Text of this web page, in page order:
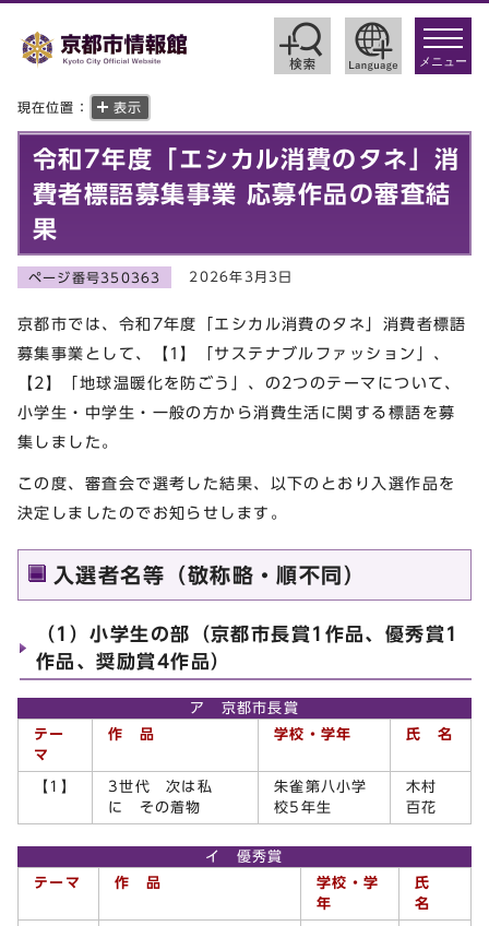
toggle
メニュー
現在位置： 表示
令和7年度「エシカル消費のタネ」消
費者標語募集事業 応募作品の審査結
果
ページ番号350363 2026年3月3日
京都市では、令和7年度「エシカル消費のタネ」消費者標語
募集事業として、【1】「サステナブルファッション」、
【2】「地球温暖化を防ごう」、の2つのテーマについて、
小学生・中学生・一般の方から消費生活に関する標語を募
集しました。
この度、審査会で選考した結果、以下のとおり入選作品を
決定しましたのでお知らせします。
入選者名等（敬称略・順不同）
（1）小学生の部（京都市長賞1作品、優秀賞1
作品、奨励賞4作品）
ア 京都市長賞
テー
マ
作 品 学校・学年 氏 名
【1】
3世代 次は私
に その着物
朱雀第八小学
校5年生
木村
百花
イ 優秀賞
テーマ
作 品
学校・学
年
氏
名